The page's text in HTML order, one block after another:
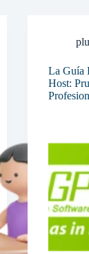
La Guía
Host: